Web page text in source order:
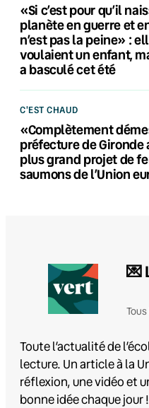
«Si c’est pour qu’il
planète en guerre et
n’est pas la peine» :
voulaient un enfant,
a basculé cet été
C'EST CHAUD
«Complètement
préfecture de Gironde
plus grand projet de
saumons de l’Union
💌
Toute l’actualité de
lecture. Un article à la
réflexion, une vidéo et
bonne idée chaque jour !